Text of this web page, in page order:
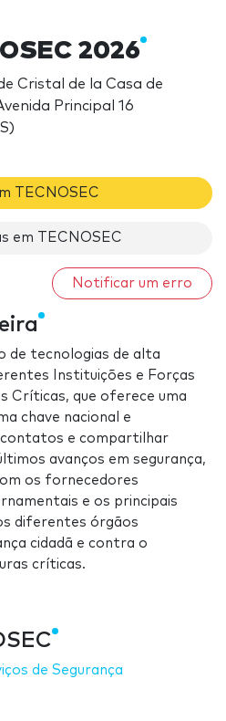
2026
Cristal de la Casa de
Principal 16
TECNOSEC
em TECNOSEC
Notificar um erro
de tecnologias de alta
Instituições e Forças
Críticas, que oferece uma
chave nacional e
e compartilhar
avanços em segurança,
os fornecedores
e os principais
diferentes órgãos
cidadã e contra o
críticas.
de Segurança